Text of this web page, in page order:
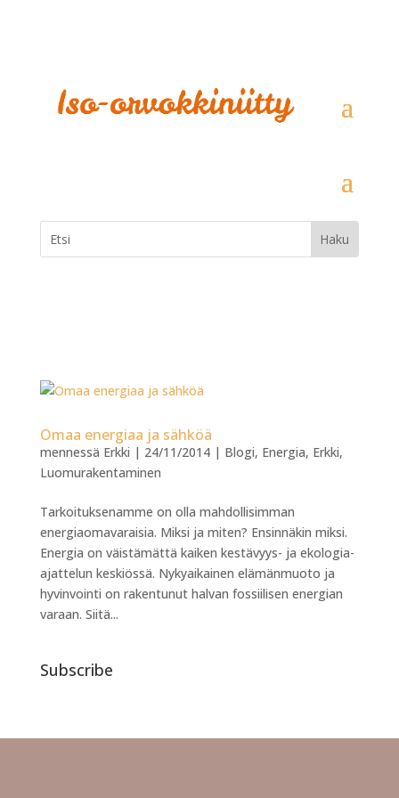
Omaa energiaa ja sähköä
mennessä Erkki | 24/11/2014| Blogi, Energia, Erkki,
Luomurakentaminen
Tarkoituksenamme on olla mahdollisimman
energiaomavaraisia. Miksi ja miten? Ensinnäkin miksi.
Energia on väistämättä kaiken kestävyys- ja ekologia-
ajattelun keskiössä. Nykyaikainen elämänmuoto ja
hyvinvointi on rakentunut halvan fossiilisen energian
varaan. Siitä...
Subscribe